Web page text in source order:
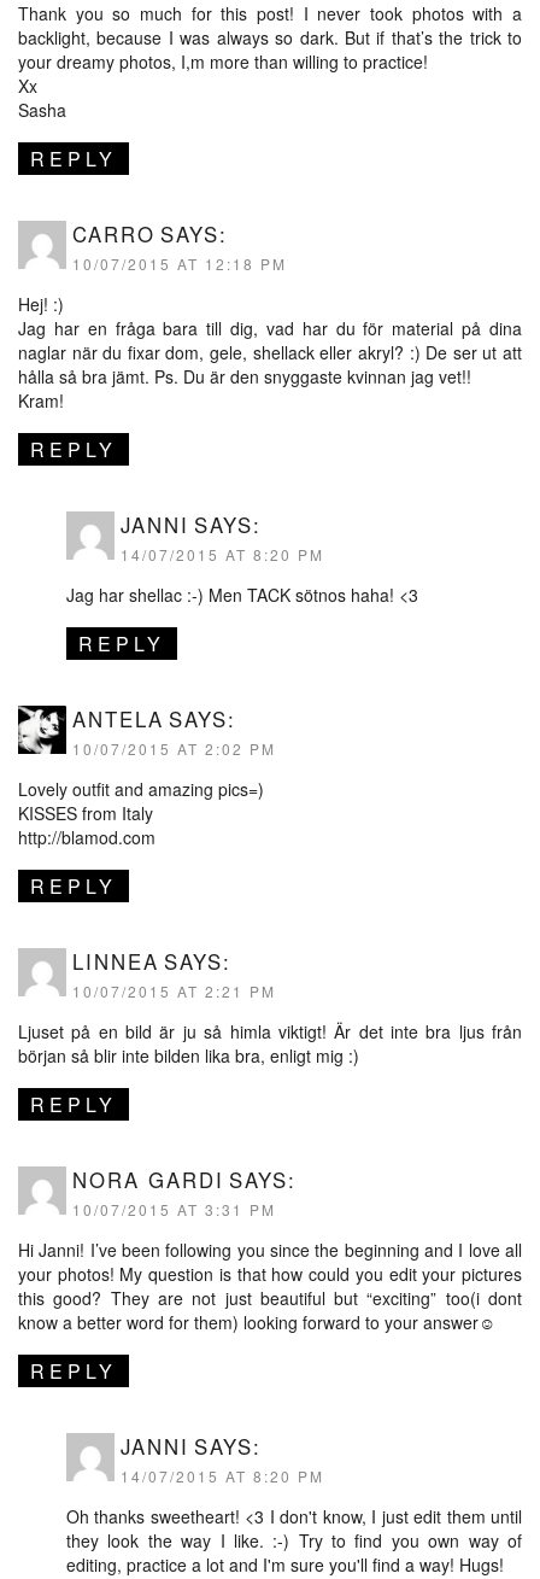
Thank you so much for this post! I never took photos with a
backlight, because I was always so dark. But if that’s the trick to
your dreamy photos, I,m more than willing to practice!
Xx
Sasha
REPLY
CARRO SAYS:
10/07/2015 AT 12:18 PM
Hej! :)
Jag har en fråga bara till dig, vad har du för material på dina
naglar när du fixar dom, gele, shellack eller akryl? :) De ser ut att
hålla så bra jämt. Ps. Du är den snyggaste kvinnan jag vet!!
Kram!
REPLY
JANNI SAYS:
14/07/2015 AT 8:20 PM
Jag har shellac :-) Men TACK sötnos haha! <3
REPLY
ANTELA SAYS:
10/07/2015 AT 2:02 PM
Lovely outfit and amazing pics=)
KISSES from Italy
http://blamod.com
REPLY
LINNEA SAYS:
10/07/2015 AT 2:21 PM
Ljuset på en bild är ju så himla viktigt! Är det inte bra ljus från
början så blir inte bilden lika bra, enligt mig :)
REPLY
NORA GARDI SAYS:
10/07/2015 AT 3:31 PM
Hi Janni! I’ve been following you since the beginning and I love all
your photos! My question is that how could you edit your pictures
this good? They are not just beautiful but “exciting” too(i dont
know a better word for them) looking forward to your answer☺️
REPLY
JANNI SAYS:
14/07/2015 AT 8:20 PM
Oh thanks sweetheart! <3 I don't know, I just edit them until
they look the way I like. :-) Try to find you own way of
editing, practice a lot and I'm sure you'll find a way! Hugs!